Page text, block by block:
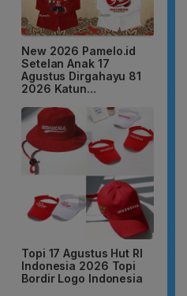
New 2026 Pamelo.id
Setelan Anak 17
Agustus Dirgahayu 81
2026 Katun...
Topi 17 Agustus Hut RI
Indonesia 2026 Topi
Bordir Logo Indonesia